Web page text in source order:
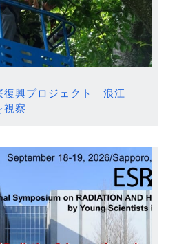
復興プロジェクト 浪江
視察